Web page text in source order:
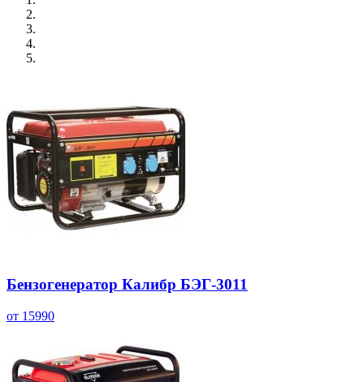
Бензогенератор Калибр БЭГ-3011
от 15990